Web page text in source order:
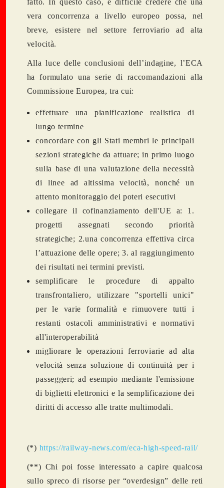
vera concorrenza a livello europeo possa, nel
breve, esistere nel settore ferroviario ad alta
velocità.
Alla luce delle conclusioni dell’indagine, l’ECA
ha formulato una serie di raccomandazioni alla
Commissione Europea, tra cui:
effettuare una pianificazione realistica di
lungo termine
concordare con gli Stati membri le principali
sezioni strategiche da attuare; in primo luogo
sulla base di una valutazione della necessità
di linee ad altissima velocità, nonché un
attento monitoraggio dei poteri esecutivi
collegare il cofinanziamento dell'UE a: 1.
progetti assegnati secondo priorità
strategiche; 2.una concorrenza effettiva circa
l’attuazione delle opere; 3. al raggiungimento
dei risultati nei termini previsti.
semplificare le procedure di appalto
transfrontaliero, utilizzare "sportelli unici"
per le varie formalità e rimuovere tutti i
restanti ostacoli amministrativi e normativi
all'interoperabilità
migliorare le operazioni ferroviarie ad alta
velocità senza soluzione di continuità per i
passeggeri; ad esempio mediante l'emissione
di biglietti elettronici e la semplificazione dei
diritti di accesso alle tratte multimodali.
(*) https://railway-news.com/eca-high-speed-rail/
(**) Chi poi fosse interessato a capire qualcosa
sullo spreco di risorse per “overdesign” delle reti